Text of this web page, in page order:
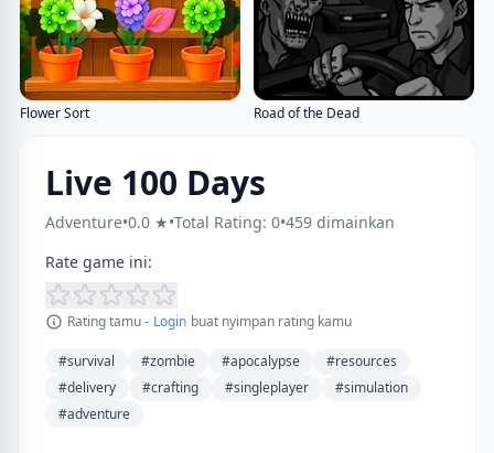
Flower Sort Road of the Dead
Live 100 Days
Adventure•0.0 ★•Total Rating: 0•459 dimainkan
Rate game ini:
Rating tamu - Login buat nyimpan rating kamu
#survival #zombie #apocalypse
#resources
#delivery
#crafting #singleplayer
#simulation
#adventure